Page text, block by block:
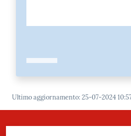
Ultimo aggiornamento:25-07-2024